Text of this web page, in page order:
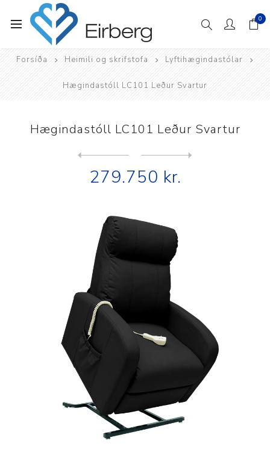
0
Forsíða Heimili og skrifstofa Lyftihægindastólar
Hægindastóll LC101 Leður Svartur
Hægindastóll LC101 Leður Svartur
279.750 kr.